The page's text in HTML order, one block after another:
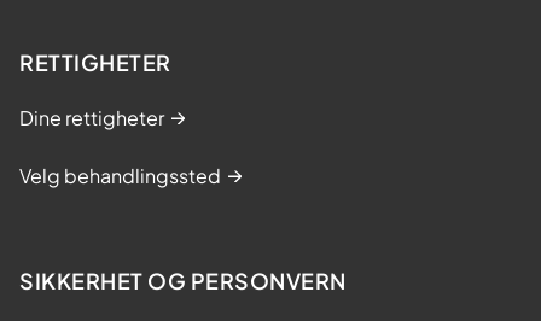
RETTIGHETER
Dine rettigheter
Velg behandlingssted
SIKKERHET OG PERSONVERN